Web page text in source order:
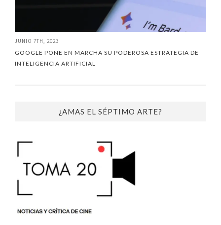
JUNIO 7TH, 2023
GOOGLE PONE EN MARCHA SU PODEROSA ESTRATEGIA DE
INTELIGENCIA ARTIFICIAL
¿AMAS EL SÉPTIMO ARTE?